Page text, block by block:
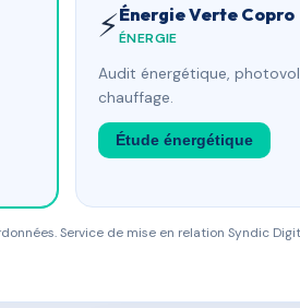
⚡Énergie Verte Copro
ÉNERGIE
Audit énergétique,
chauffage.
Étude énergétique
Service de mise en relation Syndic